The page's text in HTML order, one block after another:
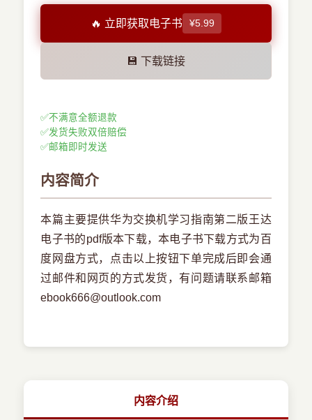
🔥 立即获取电子书 ¥5.99
💾 下载链接
✅不满意全额退款
✅发货失败双倍赔偿
✅邮箱即时发送
内容简介
本篇主要提供华为交换机学习指南第二版王达
电子书的pdf版本下载，本电子书下载方式为百
度网盘方式，点击以上按钮下单完成后即会通
过邮件和网页的方式发货，有问题请联系邮箱
ebook666@outlook.com
内容介绍